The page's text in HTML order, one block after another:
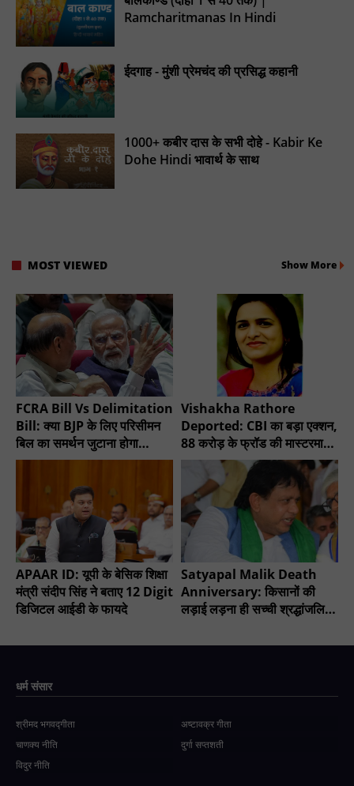
Ramcharitmanas In Hindi
ईदगाह - मुंशी प्रेमचंद की प्रसिद्ध कहानी
1000+ कबीर दास के सभी दोहे - Kabir Ke
Dohe Hindi भावार्थ के साथ
MOST VIEWED Show More
FCRA Bill Vs Delimitation
Bill: क्या BJP के लिए परिसीमन
बिल का समर्थन जुटाना होगा
मुश्किल?
Vishakha Rathore
Deported: CBI का बड़ा एक्शन,
88 करोड़ के फ्रॉड की मास्टरमाइंड
गिरफ्तार
APAAR ID: यूपी के बेसिक शिक्षा
मंत्री संदीप सिंह ने बताए 12 Digit
डिजिटल आईडी के फायदे
Satyapal Malik Death
Anniversary: किसानों की
लड़ाई लड़ना ही सच्ची श्रद्धांजलि -
धर्म संसार
श्रीमद भगवद्गीता
अष्टावक्र गीता
चाणक्य नीति
दुर्गा सप्तशती
विदुर नीति